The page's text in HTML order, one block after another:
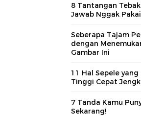
8 Tantangan
Jawab Nggak
Seberapa Tajam
dengan
Gambar Ini
11 Hal Sepele
Tinggi Cepat
7 Tanda Kamu
Sekarang!